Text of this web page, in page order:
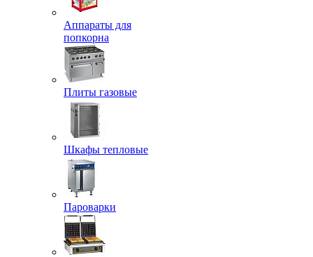
Аппараты для
попкорна
Плиты газовые
Шкафы тепловые
Пароварки